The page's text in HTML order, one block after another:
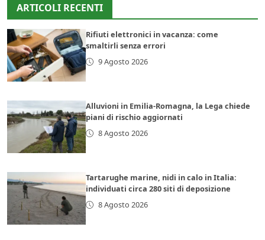
ARTICOLI RECENTI
Rifiuti elettronici in vacanza: come
smaltirli senza errori
9 Agosto 2026
Alluvioni in Emilia-Romagna, la Lega chiede
piani di rischio aggiornati
8 Agosto 2026
Tartarughe marine, nidi in calo in Italia:
individuati circa 280 siti di deposizione
8 Agosto 2026